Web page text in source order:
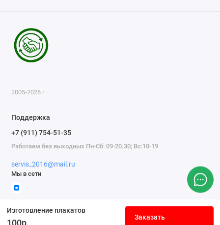
Изготовление плакатов
100р.
Заказать
2005-2026 г
Поддержка
+7 (911) 754-51-35
Работаем без выходных Пн-Сб: 09-20.30; Вс:10-19
servis_2016@mail.ru
Мы в сети